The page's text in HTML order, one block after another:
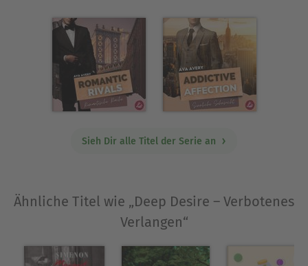
Sieh Dir alle Titel der Serie an
Ähnliche Titel wie „Deep Desire – Verbotenes
Verlangen“